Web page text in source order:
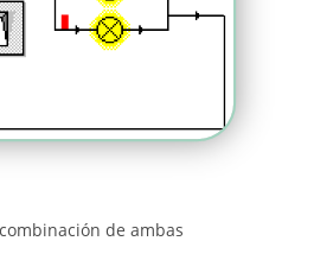
combinación de ambas